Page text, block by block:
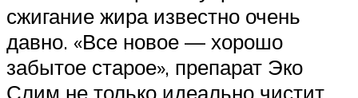
сжигание жира известно очень
давно. «Все новое — хорошо
забытое старое», препарат Эко
Слим не только идеально чистит